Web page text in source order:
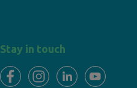
Stay in touch